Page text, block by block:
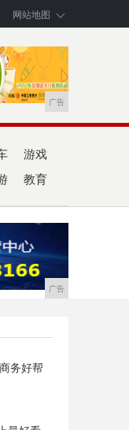
网站地图
广告
游戏
教育
广告
务好帮